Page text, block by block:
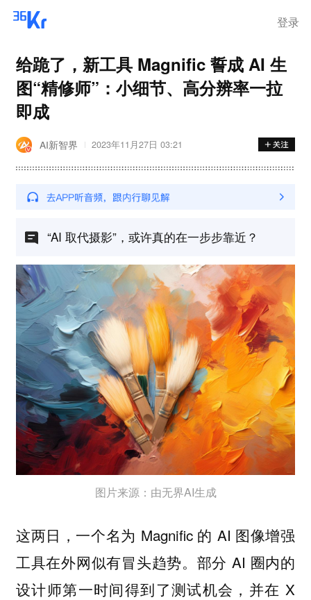
登录
给跪了，新工具 Magnific 誓成 AI 生
图“精修师”：小细节、高分辨率一拉
即成
AI新智界 2023年11月27日 03:21
“AI 取代摄影”，或许真的在一步步靠近？
图片来源：由无界AI生成
这两日，一个名为 Magnific 的 AI 图像增强
工具在外网似有冒头趋势。部分 AI 圈内的
设计师第一时间得到了测试机会，并在 X